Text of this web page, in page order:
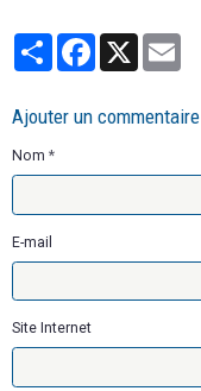
PartagerFacebook
Ajouter un commentaire
Nom
E-mail
Site Internet